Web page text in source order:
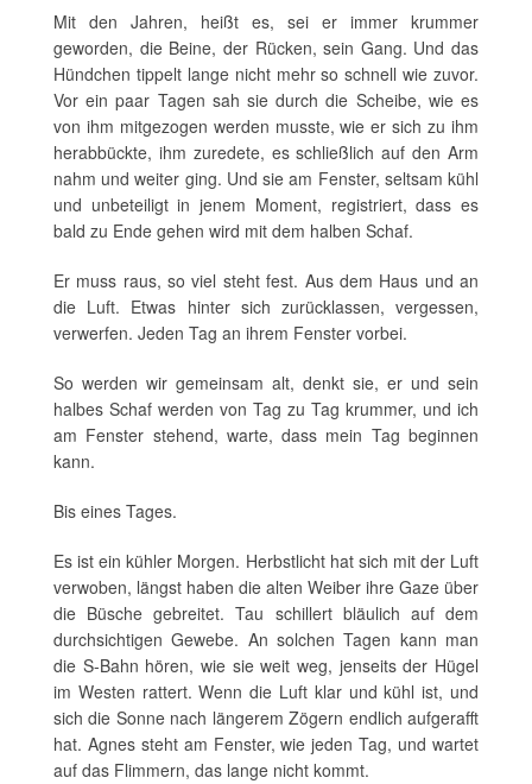
Mit den Jahren, heißt es, sei er immer krummer
geworden, die Beine, der Rücken, sein Gang. Und das
Hündchen tippelt lange nicht mehr so schnell wie zuvor.
Vor ein paar Tagen sah sie durch die Scheibe, wie es
von ihm mitgezogen werden musste, wie er sich zu ihm
herabbückte, ihm zuredete, es schließlich auf den Arm
nahm und weiter ging. Und sie am Fenster, seltsam kühl
und unbeteiligt in jenem Moment, registriert, dass es
bald zu Ende gehen wird mit dem halben Schaf.
Er muss raus, so viel steht fest. Aus dem Haus und an
die Luft. Etwas hinter sich zurücklassen, vergessen,
verwerfen. Jeden Tag an ihrem Fenster vorbei.
So werden wir gemeinsam alt, denkt sie, er und sein
halbes Schaf werden von Tag zu Tag krummer, und ich
am Fenster stehend, warte, dass mein Tag beginnen
kann.
Bis eines Tages.
Es ist ein kühler Morgen. Herbstlicht hat sich mit der Luft
verwoben, längst haben die alten Weiber ihre Gaze über
die Büsche gebreitet. Tau schillert bläulich auf dem
durchsichtigen Gewebe. An solchen Tagen kann man
die S-Bahn hören, wie sie weit weg, jenseits der Hügel
im Westen rattert. Wenn die Luft klar und kühl ist, und
sich die Sonne nach längerem Zögern endlich aufgerafft
hat. Agnes steht am Fenster, wie jeden Tag, und wartet
auf das Flimmern, das lange nicht kommt.